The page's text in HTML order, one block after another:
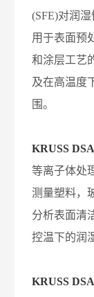
(SFE)对润
用于表面预
和涂层工艺
及在高温度
围。
KRUSS
等离子体处
测量塑料，
分析表面清
控温下的润
KRUSS